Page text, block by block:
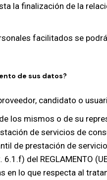
la finalización de la
facilitados se
de sus datos?
candidato o
los mismos o de su
de servicios de
de prestación de
del REGLAMENTO
en lo que respecta al